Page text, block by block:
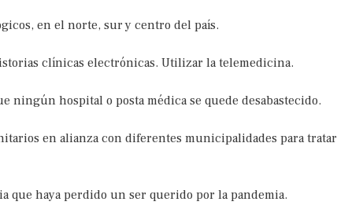
en el norte, sur y centro del país.
clínicas electrónicas. Utilizar la telemedicina.
ningún hospital o posta médica se quede desabastecido.
en alianza con diferentes municipalidades para tratar
que haya perdido un ser querido por la pandemia.